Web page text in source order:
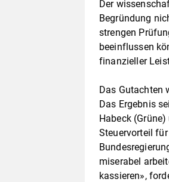
Der
Begründung
strengen
beeinflussen
finanzieller
Das Gutachten
Das Ergebnis
Habeck
Steuervorteil
miserabel
kassieren»,